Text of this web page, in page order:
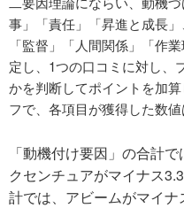
事」「責任」「昇進と成長
「監督」「人間関係」「作
定し、1つの口コミに対し、
かを判断してポイントを加
フで、各項目が獲得した数値
「動機付け要因」の合計
クセンチュアがマイナス
計では、アビームがマイ